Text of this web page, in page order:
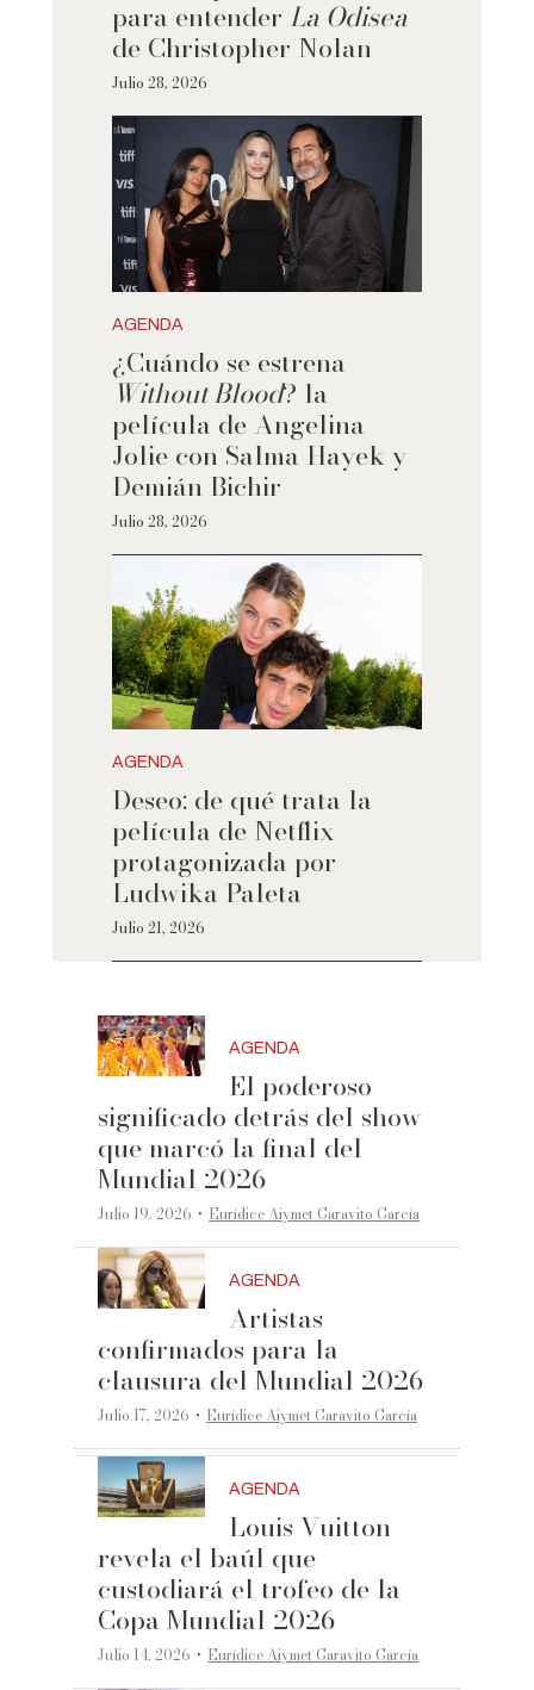
para entender La Odisea
de Christopher Nolan
Julio 28, 2026
AGENDA
¿Cuándo se estrena
Without Blood? la
película de Angelina
Jolie con Salma Hayek y
Demián Bichir
Julio 28, 2026
AGENDA
Deseo: de qué trata la
película de Netflix
protagonizada por
Ludwika Paleta
Julio 21, 2026
AGENDA
El poderoso
significado detrás del show
que marcó la final del
Mundial 2026
Julio 19, 2026 ·Eurídice Aiymet Garavito García
AGENDA
Artistas
confirmados para la
clausura del Mundial 2026
Julio 17, 2026 ·Eurídice Aiymet Garavito García
AGENDA
Louis Vuitton
revela el baúl que
custodiará el trofeo de la
Copa Mundial 2026
Julio 14, 2026 ·Eurídice Aiymet Garavito García